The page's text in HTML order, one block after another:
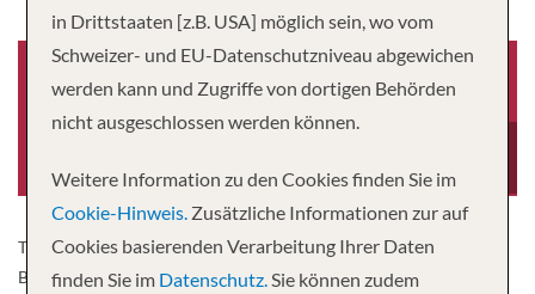
Baujahr
Besatzung
The MS Blisnjak was built in Warnemünde in 1954 and christened
Balkhash. In December 1958 the ship was renamed Professor
in Drittstaaten [z.B. USA] möglich sein, wo vom
Schweizer- und EU-Datenschutzniveau abgewichen
werden kann und Zugriffe von dortigen Behörden
nicht ausgeschlossen werden können.
Weitere Information zu den Cookies finden Sie im
Cookie-Hinweis. Zusätzliche Informationen zur auf
Cookies basierenden Verarbeitung Ihrer Daten
finden Sie im Datenschutz.Sie können zudem